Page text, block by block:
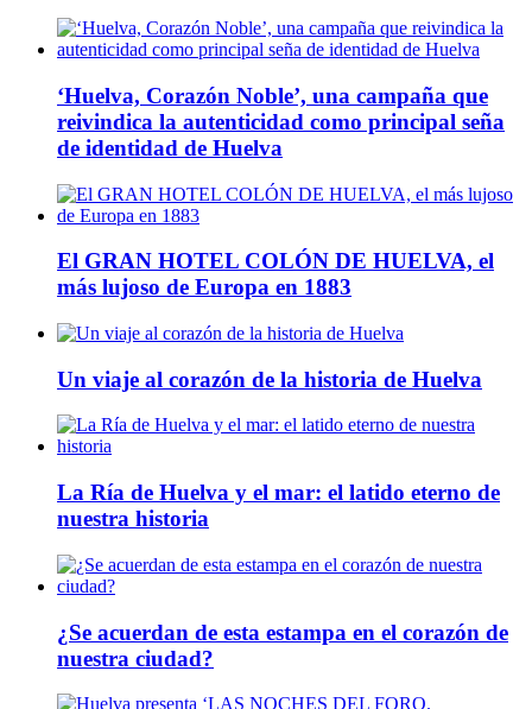
‘Huelva, Corazón Noble’, una campaña que
reivindica la autenticidad como principal seña
de identidad de Huelva
El GRAN HOTEL COLÓN DE HUELVA, el
más lujoso de Europa en 1883
Un viaje al corazón de la historia de Huelva
La Ría de Huelva y el mar: el latido eterno de
nuestra historia
¿Se acuerdan de esta estampa en el corazón de
nuestra ciudad?